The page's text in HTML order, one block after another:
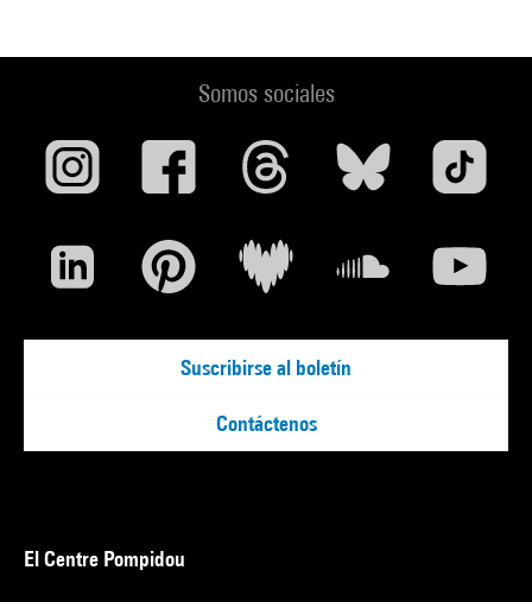
Somos sociales
Suscribirse al boletín
Contáctenos
El Centre Pompidou